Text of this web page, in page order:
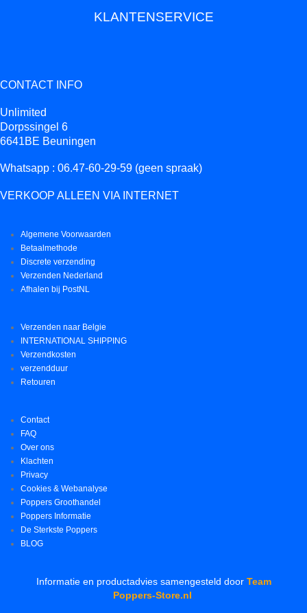
KLANTENSERVICE
CONTACT INFO
Unlimited
Dorpssingel 6
6641BE Beuningen
Whatsapp : 06.47-60-29-59 (geen spraak)
VERKOOP ALLEEN VIA INTERNET
Algemene Voorwaarden
Betaalmethode
Discrete verzending
Verzenden Nederland
Afhalen bij PostNL
Verzenden naar Belgie
INTERNATIONAL SHIPPING
Verzendkosten
verzendduur
Retouren
Contact
FAQ
Over ons
Klachten
Privacy
Cookies & Webanalyse
Poppers Groothandel
Poppers Informatie
De Sterkste Poppers
BLOG
Informatie en productadvies samengesteld door Team
Poppers-Store.nl